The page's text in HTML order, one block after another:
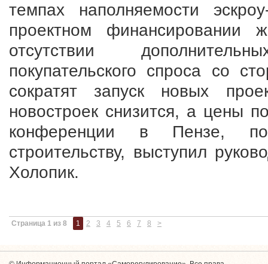
темпах наполняемости
проектном финансировании
отсутствии
покупательского спроса со
сократят запуск новых
новостроек снизится, а цены
конференции в Пензе,
строительству, выступил
Холопик.
Страница 1 из 8 1 2 3 4 5 6 7 8 >